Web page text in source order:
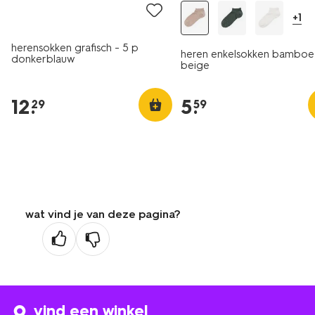
herensokken grafisch - 5 p
donkerblauw
12.
29
+1
heren enkelsokken bamboe
beige
5.
59
wat vind je van deze pagina?
vind een winkel